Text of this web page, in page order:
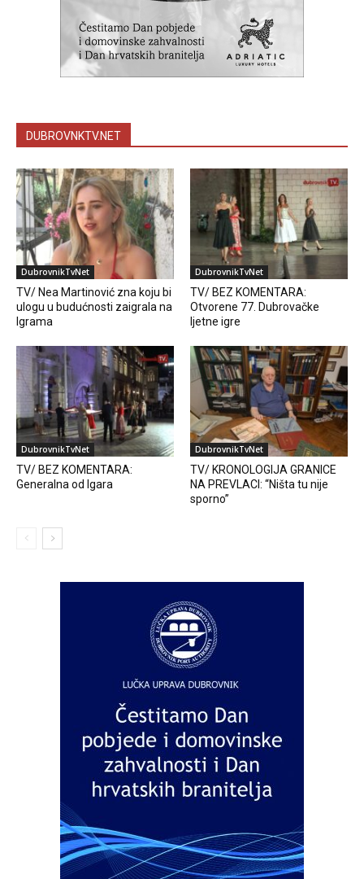
DUBROVNKTV.NET
DubrovnikTvNet
TV/ Nea Martinović zna koju bi
ulogu u budućnosti zaigrala na
Igrama
DubrovnikTvNet
TV/ BEZ KOMENTARA:
Otvorene 77. Dubrovačke
ljetne igre
DubrovnikTvNet
TV/ BEZ KOMENTARA:
Generalna od Igara
DubrovnikTvNet
TV/ KRONOLOGIJA GRANICE
NA PREVLACI: “Ništa tu nije
sporno”